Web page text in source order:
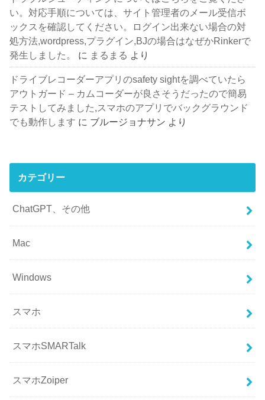
い。対応手順については、サイト管理者のメール受信ボ
ックスを確認してください。ログイン出来ない場合の対
処方法,wordpress,プラグイン,BJの場合はなぜかRinkerで
発生しました。
に まるまる より
ドライブレコーダーアプリのsafety sightを調べていたら
アウトガード – カムコーダーが良さそうだったので簡易
テストしてみました,スマホのアプリでバックグラウンド
でも動作します に ブルージョナサン より
カテゴリー
ChatGPT、その他
Mac
Windows
スマホ
スマホSMARTalk
スマホZoiper